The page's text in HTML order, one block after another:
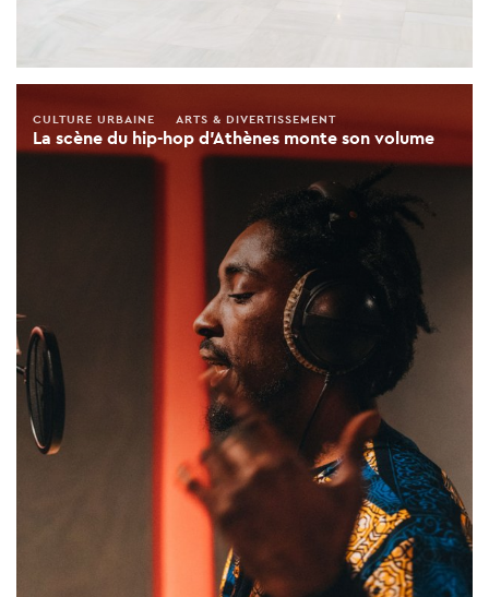
La scène du hip-hop d'Athènes monte son volume
CULTURE URBAINE ARTS & DIVERTISSEMENT